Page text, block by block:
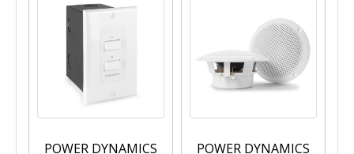
POWER DYNAMICS POWER DYNAMICS